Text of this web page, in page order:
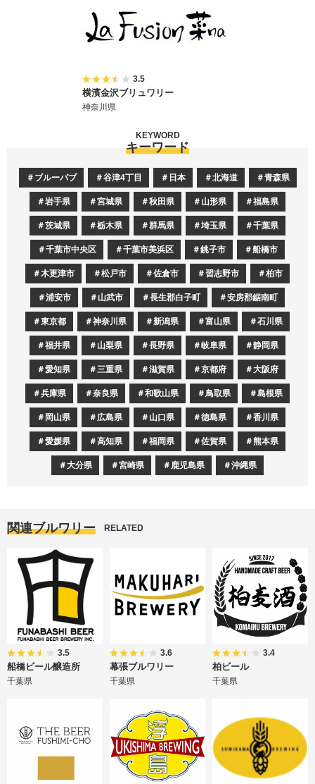
3.5
横濱金沢ブリュワリー
神奈川県
キーワード
KEYWORD
ブルーパブ 谷津4丁目 日本 北海道 青森県
岩手県 宮城県 秋田県 山形県 福島県
茨城県 栃木県 群馬県 埼玉県 千葉県
千葉市中央区 千葉市美浜区 銚子市 船橋市
木更津市 松戸市 佐倉市 習志野市 柏市
浦安市 山武市 長生郡白子町 安房郡鋸南町
東京都 神奈川県 新潟県 富山県 石川県
福井県 山梨県 長野県 岐阜県 静岡県
愛知県 三重県 滋賀県 京都府 大阪府
兵庫県 奈良県 和歌山県 鳥取県 島根県
岡山県 広島県 山口県 徳島県 香川県
愛媛県 高知県 福岡県 佐賀県 熊本県
大分県 宮崎県 鹿児島県 沖縄県
関連ブルワリー RELATED
3.5
船橋ビール醸造所
千葉県
3.6
幕張ブルワリー
千葉県
3.4
柏ビール
千葉県